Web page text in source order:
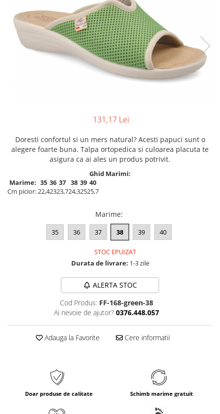
Doss
Vesna
Dr. Feet
131,17 Lei
Doresti confortul si un mers natural? Acesti papuci sunt o
alegere foarte buna. Talpa ortopedica si culoarea placuta te
asigura ca ai ales un produs potrivit.
Ghid Marimi:
Marime: 35 36 37 38 39 40
Cm picior:22,42323,724,32525,7
Marime:
35 36 37 38 39 40
STOC EPUIZAT
Durata de livrare: 1-3 zile
ALERTA STOC
Cod Produs: FF-168-green-38
Ai nevoie de ajutor? 0376.448.057
Adauga la Favorite Cere informatii
Doar produse de calitate Schimb marime gratuit